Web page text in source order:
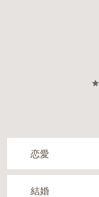
恋愛
結婚